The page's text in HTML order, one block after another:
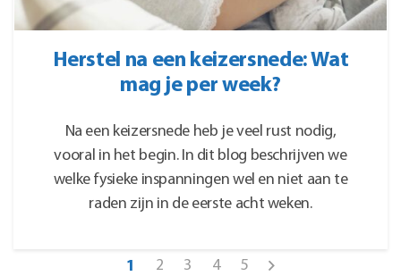
Herstel na een keizersnede: Wat
mag je per week?
Na een keizersnede heb je veel rust nodig,
vooral in het begin. In dit blog beschrijven we
welke fysieke inspanningen wel en niet aan te
raden zijn in de eerste acht weken.
1 2 3 4 5